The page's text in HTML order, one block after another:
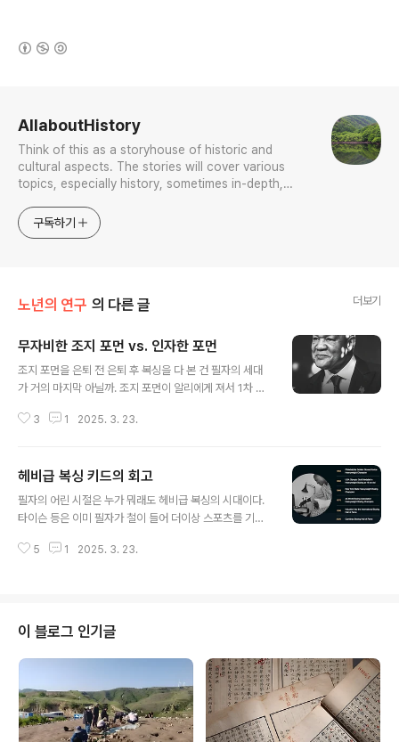
AllaboutHistory
Think of this as a storyhouse of historic and
cultural aspects. The stories will cover various
topics, especially history, sometimes in-depth,
approach will be to resist any common sense or
generalized viewpoint
구독하기
노년의 연구 의 다른 글 더보기
무자비한 조지 포먼 vs. 인자한 포먼
조지 포먼을 은퇴 전 은퇴 후 복싱을 다 본 건 필자의 세대
가 거의 마지막 아닐까. 조지 포먼이 알리에게 져서 1차 은
의 1차 전성기 때, 그러니까 처음 세계챔피언이 되었을 때
다. 거기다 집요하게 패는 측면이 있어 맞다가 상대가 맛이
가도 봐주는 법이 없었다. 필자 기억으론알리와 대결 때, 소
위 정글의 결투인가, 거기서 우리나라도 그때 생중계를 했
화 때문에..)알리 응원 일색이었다. 조지 포먼은 1차 은퇴
3 1 2025. 3. 23.
헤비급 복싱 키드의 회고
필자의 어린 시절은 누가 뭐래도 헤비급 복싱의 시대이다.
타이슨 등은 이미 필자가 철이 들어 더이상 스포츠를 기다
리, 포먼, 그리고 조 프레이저의 시대다. 이 세 사람은 사실
레이저는 승패를 주고 받았고 포먼은 알리에게 진 기록만
있고 프레이저는 포먼에게 진 기록만 있다. 이 세 사람 중에
가장 지금 덜 알려진 사람이 아마 조 프레이저일 텐데, 그
이유는 나머지 두 사람 못지 않게 대단한 인물이지만 스토
리가 뚜렷하지 않아 그렇다. 알리는 흑인의 자존심, 베트남
전쟁과 맞물려 굵직..
5 1 2025. 3. 23.
이 블로그 인기글